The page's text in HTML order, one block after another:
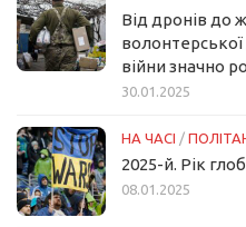
Від дронів до
війни значно
30.01.2025
НА ЧАСІ /
2025-й. Рік
08.01.2025